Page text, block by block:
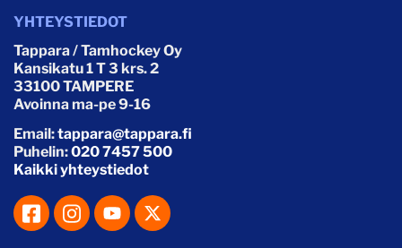
YHTEYSTIEDOT
Tappara / Tamhockey Oy
Kansikatu 1 T 3 krs. 2
33100 TAMPERE
Avoinna ma-pe 9-16
Email:tappara@tappara.fi
Puhelin:020 7457 500
Kaikki yhteystiedot